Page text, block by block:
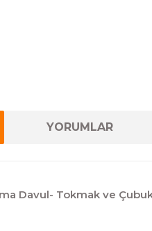
YORUMLAR
Davul- Tokmak ve